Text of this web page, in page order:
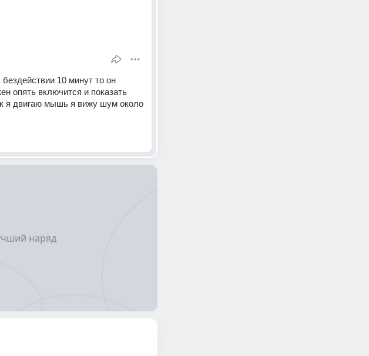
10 минут то он
опять включится и показать
я двигаю мышь я вижу шум около